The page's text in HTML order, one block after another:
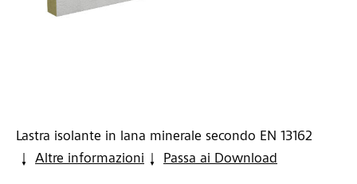
Lastra isolante in lana minerale secondo EN 13162
Altre informazioni
Passa ai Download